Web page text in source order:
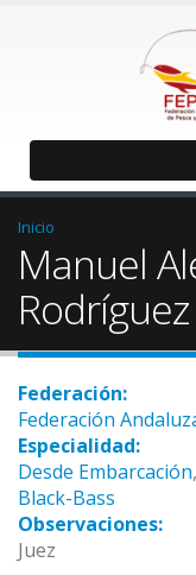
Inicio
Manuel
Rodríguez
Federación:
Federación
Especialidad:
Desde Embarcación,
Black-Bass
Observaciones:
Juez